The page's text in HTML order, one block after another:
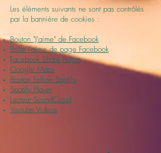
Les éléments suivants ne sont pas contrôlés
par la bannière de cookies :
Bouton "J'aime" de Facebook
Boîte J'aime de page Facebook
Facebook Share Button
Google Maps
Bouton Follow Spotify
Spotify Player
Lecteur SoundCloud
Youtube Videos